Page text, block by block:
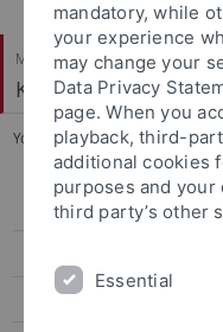
Mathematisch-
Klinische
You are here: Startseite
Prof. Dr. Jennifer Svaldi
Verwaltung
mandatory, while
your experience
may change your
Data Privacy
page. When you
playback, third-
additional cookies
purposes and your
third party’s other
Essential